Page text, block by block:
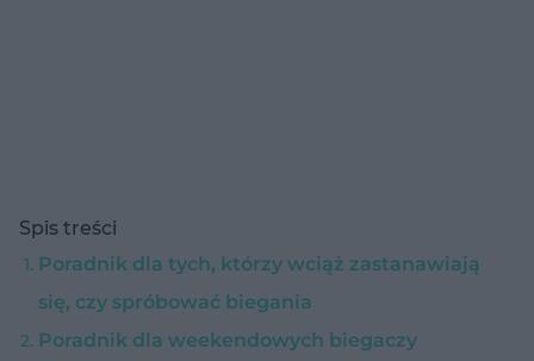
Spis treści
Poradnik dla tych, którzy wciąż zastanawiają
się, czy spróbować biegania
Poradnik dla weekendowych biegaczy